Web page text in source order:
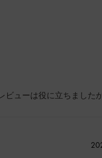
ビューは役に立ちました